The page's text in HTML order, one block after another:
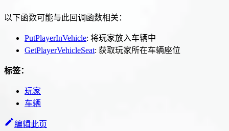
以下函数可能与此回调函数相关：
PutPlayerInVehicle: 将玩家放入车辆中
GetPlayerVehicleSeat: 获取玩家所在车辆座位
标签：
玩家
车辆
编辑此页